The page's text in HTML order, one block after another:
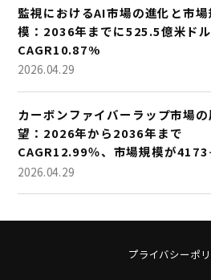
監視におけるAI市場の進化と市場
模：2036年までに525.5億米ドル
CAGR10.87%
2026.04.29
カーボンファイバーラップ市場の
望：2026年から2036年まで
CAGR12.99％、市場規模が4173
米ドルに成長
2026.04.29
プライバシーポ